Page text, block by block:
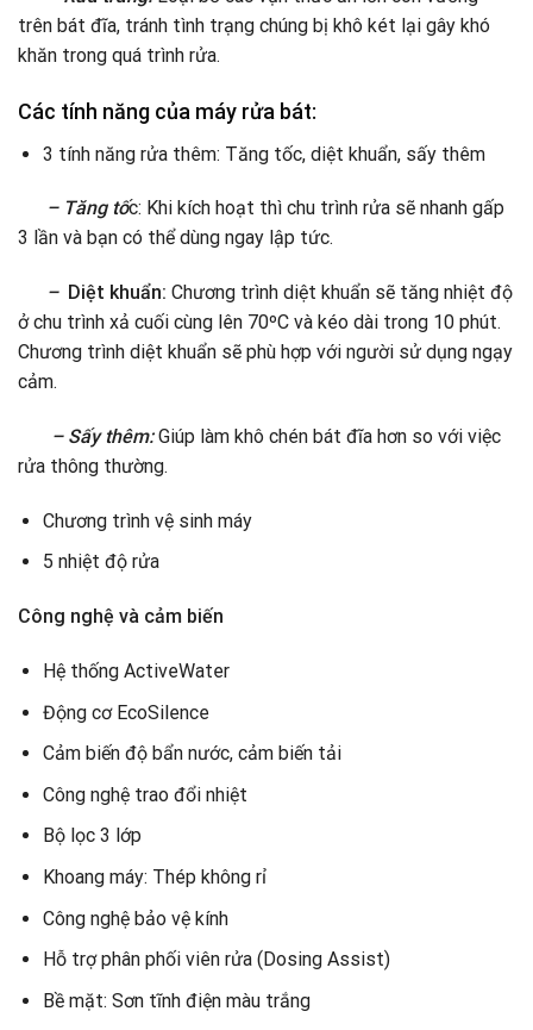
trên bát đĩa, tránh tình trạng chúng bị khô két lại gây khó
khăn trong quá trình rửa.
Các tính năng của máy rửa bát:
3 tính năng rửa thêm: Tăng tốc, diệt khuẩn, sấy thêm
– Tăng tốc: Khi kích hoạt thì chu trình rửa sẽ nhanh gấp
3 lần và bạn có thể dùng ngay lập tức.
– Diệt khuẩn: Chương trình diệt khuẩn sẽ tăng nhiệt độ
ở chu trình xả cuối cùng lên 70ºC và kéo dài trong 10 phút.
Chương trình diệt khuẩn sẽ phù hợp với người sử dụng ngạy
cảm.
– Sấy thêm:Giúp làm khô chén bát đĩa hơn so với việc
rửa thông thường.
Chương trình vệ sinh máy
5 nhiệt độ rửa
Công nghệ và cảm biến
Hệ thống ActiveWater
Động cơ EcoSilence
Cảm biến độ bẩn nước, cảm biến tải
Công nghệ trao đổi nhiệt
Bộ lọc 3 lớp
Khoang máy: Thép không rỉ
Công nghệ bảo vệ kính
Hỗ trợ phân phối viên rửa (Dosing Assist)
Bề mặt: Sơn tĩnh điện màu trắng